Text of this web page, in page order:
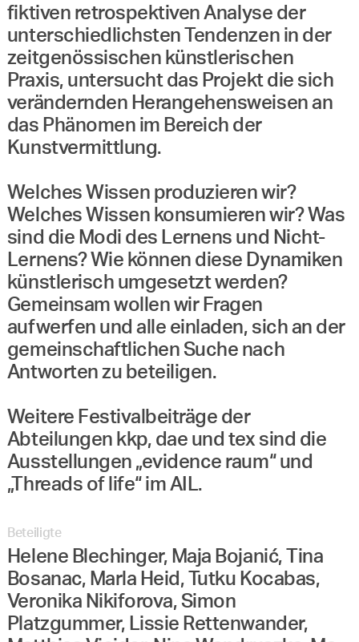
fiktiven retrospektiven Analyse der
unterschiedlichsten Tendenzen in der
zeitgenössischen künstlerischen
Praxis, untersucht das Projekt die sich
verändernden Herangehensweisen an
das Phänomen im Bereich der
Kunstvermittlung.
Welches Wissen produzieren wir?
Welches Wissen konsumieren wir? Was
sind die Modi des Lernens und Nicht-
Lernens? Wie können diese Dynamiken
künstlerisch umgesetzt werden?
Gemeinsam wollen wir Fragen
aufwerfen und alle einladen, sich an der
gemeinschaftlichen Suche nach
Antworten zu beteiligen.
Weitere Festivalbeiträge der
Abteilungen kkp, dae und tex sind die
Ausstellungen „evidence raum“ und
„Threads of life“ im AIL.
Beteiligte
Helene Blechinger, Maja Bojanić, Tina
Bosanac, Marla Heid, Tutku Kocabas,
Veronika Nikiforova, Simon
Platzgummer, Lissie Rettenwander,